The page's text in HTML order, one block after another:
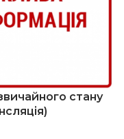
стану